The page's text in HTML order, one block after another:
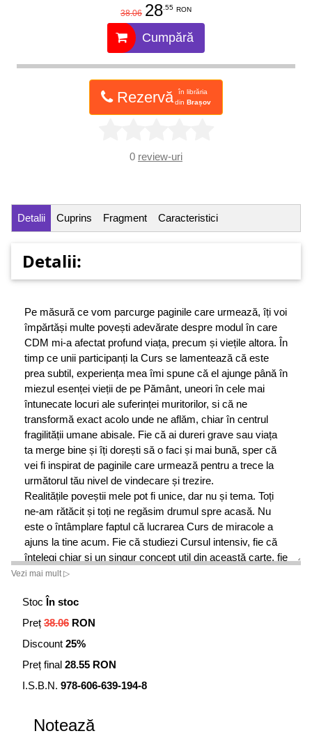
38.06 28.55 RON
Cumpără
Rezervă
în librăria
din Brașov
0 review-uri
Detalii Cuprins Fragment Caracteristici
Detalii:
Pe măsură ce vom parcurge paginile care urmează, îți voi
împărtăși multe povești adevărate despre modul în care
CDM mi-a afectat profund viața, precum și viețile altora. În
timp ce unii participanți la Curs se lamentează că este
prea subtil, experiența mea îmi spune că el ajunge până în
miezul esenței vieții de pe Pământ, uneori în cele mai
întunecate locuri ale suferinței muritorilor, si că ne
transformă exact acolo unde ne aflăm, chiar în centrul
fragilității umane abisale. Fie că ai dureri grave sau viața
ta merge bine și îți dorești să o faci și mai bună, sper că
vei fi inspirat de paginile care urmează pentru a trece la
următorul tău nivel de vindecare și trezire.
Realitățile poveștii mele pot fi unice, dar nu și tema. Toți
ne-am rătăcit și toți ne regăsim drumul spre acasă. Nu
este o întâmplare faptul că lucrarea Curs de miracole a
ajuns la tine acum. Fie că studiezi Cursul intensiv, fie că
înțelegi chiar și un singur concept util din această carte, fie
că pur și simplu auzi titlul Curs de miracole și începi să te
unul sau mai multe, există un motiv pentru care tu și
Cursul v-ați întâlnit acum.
Vezi mai mult ▷
Stoc În stoc
Preț 38.06 RON
Discount 25%
Preț final 28.55 RON
I.S.B.N. 978-606-639-194-8
Notează